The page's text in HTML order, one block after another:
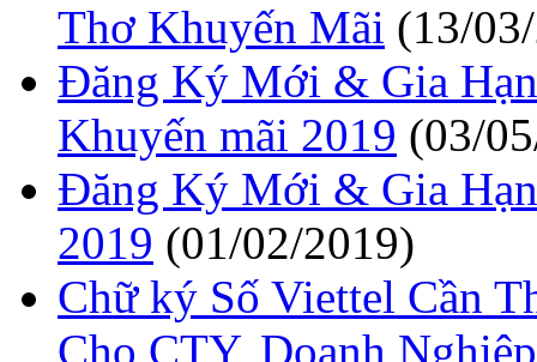
Thơ Khuyến Mãi (13/
Đăng Ký Mới & Gia
Khuyến mãi 2019 (03/
Đăng Ký Mới & Gia
2019 (01/02/2019)
Chữ ký Số Viettel Cần
Cho CTY, Doanh Nghiệp